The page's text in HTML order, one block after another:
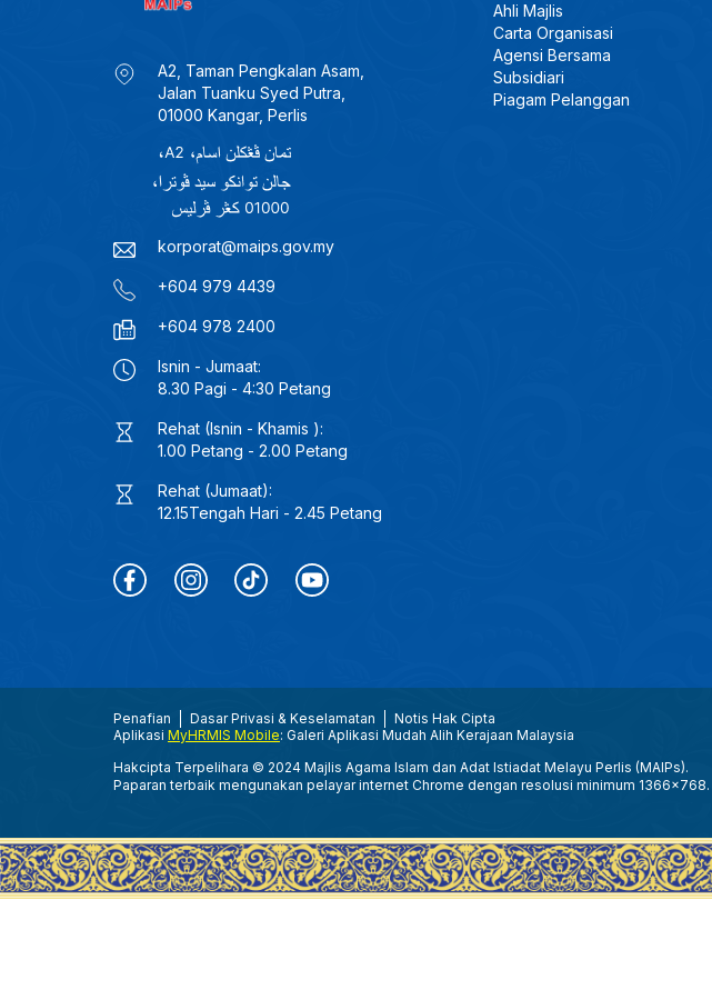
A2, Taman Pengkalan Asam,
Jalan Tuanku Syed Putra,
01000 Kangar, Perlis
korporat@maips.gov.my
+604 979 4439
+604 978 2400
Isnin - Jumaat:
8.30 Pagi - 4:30 Petang
Rehat (Isnin - Khamis ):
1.00 Petang - 2.00 Petang
Rehat (Jumaat):
12.15Tengah Hari - 2.45 Petang
Ahli Majlis
Carta Organisasi
Agensi Bersama
Subsidiari
Piagam Pelanggan
Penafian Dasar Privasi & Keselamatan
Notis Hak Cipta
Aplikasi MyHRMIS Mobile: Galeri Aplikasi Mudah Alih Kerajaan Malaysia
Hakcipta Terpelihara © 2024 Majlis Agama Islam dan Adat Istiadat Melayu Perlis (MAIPs).
Paparan terbaik mengunakan pelayar internet Chrome dengan resolusi minimum 1366x768.